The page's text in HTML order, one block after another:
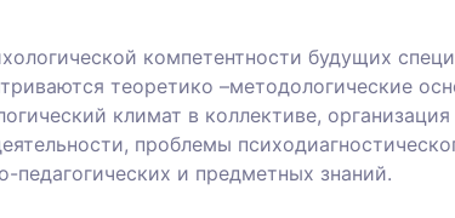
компетентности будущих
теоретико –методологические
климат в коллективе,
проблемы
и предметных знаний.